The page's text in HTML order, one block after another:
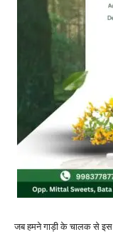
जब हमने गाड़ी के चालक से इस